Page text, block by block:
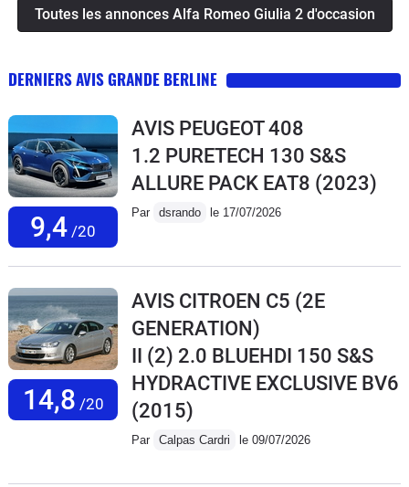
Toutes les annonces Alfa Romeo Giulia 2 d'occasion
DERNIERS AVIS GRANDE BERLINE
9,4 /20
AVIS PEUGEOT 408
1.2 PURETECH 130 S&S
ALLURE PACK EAT8 (2023)
Par dsrando le 17/07/2026
14,8 /20
AVIS CITROEN C5 (2E
GENERATION)
II (2) 2.0 BLUEHDI 150 S&S
HYDRACTIVE EXCLUSIVE BV6
(2015)
Par Calpas Cardri le 09/07/2026